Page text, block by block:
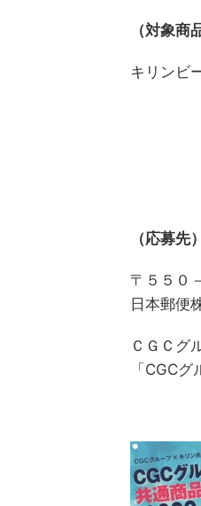
（対象商
キリンビ
（応募先）
〒５５０
日本郵
ＣＧＣグ
「CGC